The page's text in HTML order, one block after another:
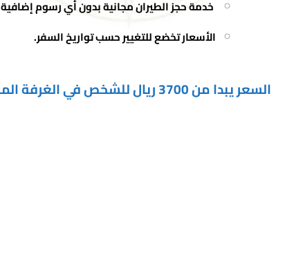
خدمة حجز الطيران مجانية بدون أي رسوم إضافية
الأسعار تخضع للتغيير حسب تواريخ السفر.
السعر يبدا من 3700 ريال للشخص في الغرفة المزدوجة